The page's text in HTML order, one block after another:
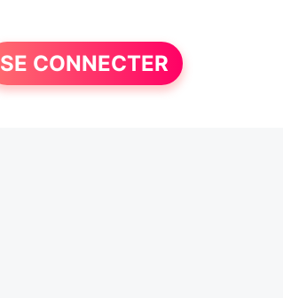
SE CONNECTER